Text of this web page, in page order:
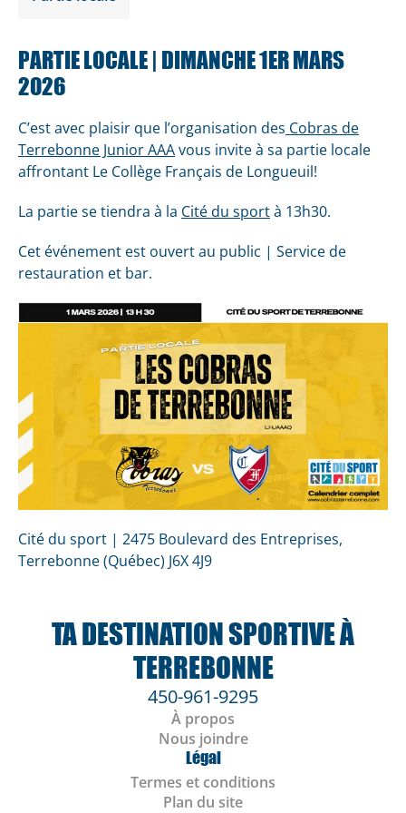
PARTIE LOCALE | DIMANCHE 1ER MARS
2026
C’est avec plaisir que l’organisation des Cobras de
Terrebonne Junior AAAvous invite à sa partie locale
affrontant Le Collège Français de Longueuil!
La partie se tiendra à la Cité du sportà 13h30.
Cet événement est ouvert au public | Service de
restauration et bar.
Cité du sport | 2475 Boulevard des Entreprises,
Terrebonne (Québec) J6X 4J9
TA DESTINATION SPORTIVE À
TERREBONNE
450-961-9295
À propos
Nous joindre
Légal
Termes et conditions
Plan du site